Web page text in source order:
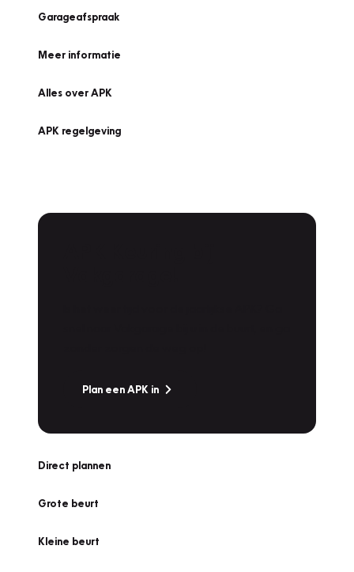
Garageafspraak
Meer informatie
Alles over APK
APK regelgeving
Plan een APK in
Direct plannen
Grote beurt
Kleine beurt